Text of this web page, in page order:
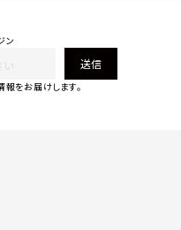
ン
送信
をお届けします。